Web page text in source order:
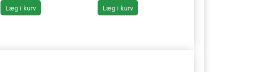
Læg i kurv Læg i kurv